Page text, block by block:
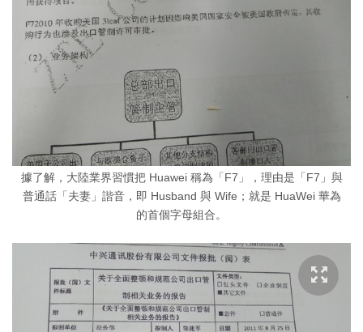
據了解，大陸業界習慣把 Huawei 稱為「F7」，理由是「F7」與
普通話「夫妻」諧音，即 Husband 與 Wife；就是 HuaWei 華為
的首個字母組合。